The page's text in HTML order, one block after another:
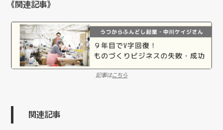
《関連記事》
記事はこちら
関連記事